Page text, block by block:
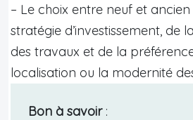
– Le choix entre neuf et
stratégie d’investissement, de
des travaux et de la
localisation ou la modernité
Bon à savoir: